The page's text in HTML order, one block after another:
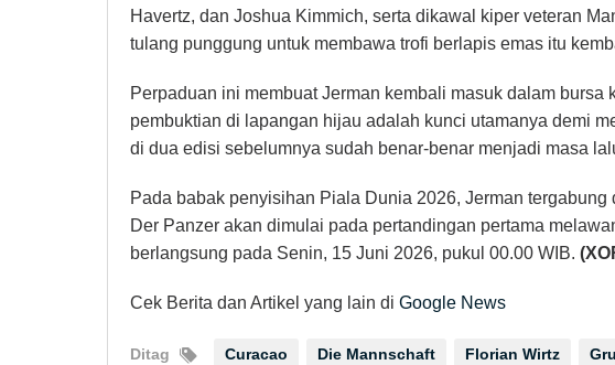
Havertz, dan Joshua Kimmich, serta dikawal kiper veteran
tulang punggung untuk membawa trofi berlapis emas itu
Perpaduan ini membuat Jerman kembali masuk dalam bursa
pembuktian di lapangan hijau adalah kunci utamanya demi
di dua edisi sebelumnya sudah benar-benar menjadi masa
Pada babak penyisihan Piala Dunia 2026, Jerman
Der Panzer akan dimulai pada pertandingan pertama
berlangsung pada Senin, 15 Juni 2026, pukul 00.00 WIB.
Cek Berita dan Artikel yang lain di Google News
Ditag Curacao Die Mannschaft Florian Wirtz